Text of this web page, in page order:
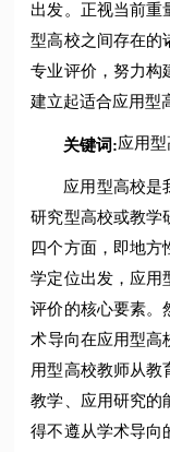
出发。正视当前重
型高校之间存在的
专业评价，努力构
建立起适合应用型
关键词:应用
应用型高校是
研究型高校或教学
四个方面，即地方
学定位出发，应用
评价的核心要素。
术导向在应用型高
用型高校教师从教
教学、应用研究的
得不遵从学术导向